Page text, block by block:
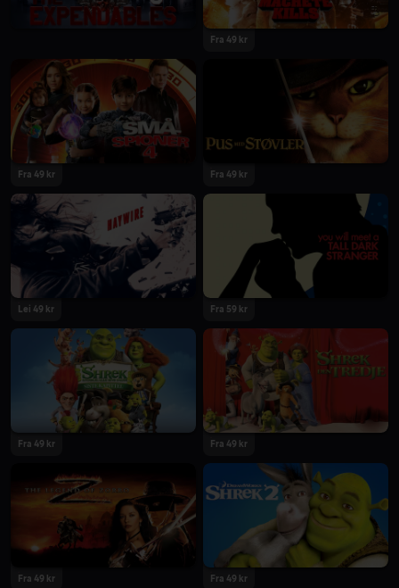
Fra 49 kr
Fra 49 kr Fra 49 kr
Lei 49 kr Fra 59 kr
Fra 49 kr Fra 49 kr
Fra 49 kr Fra 49 kr